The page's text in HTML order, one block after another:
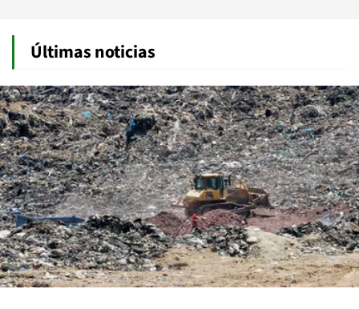
Últimas noticias